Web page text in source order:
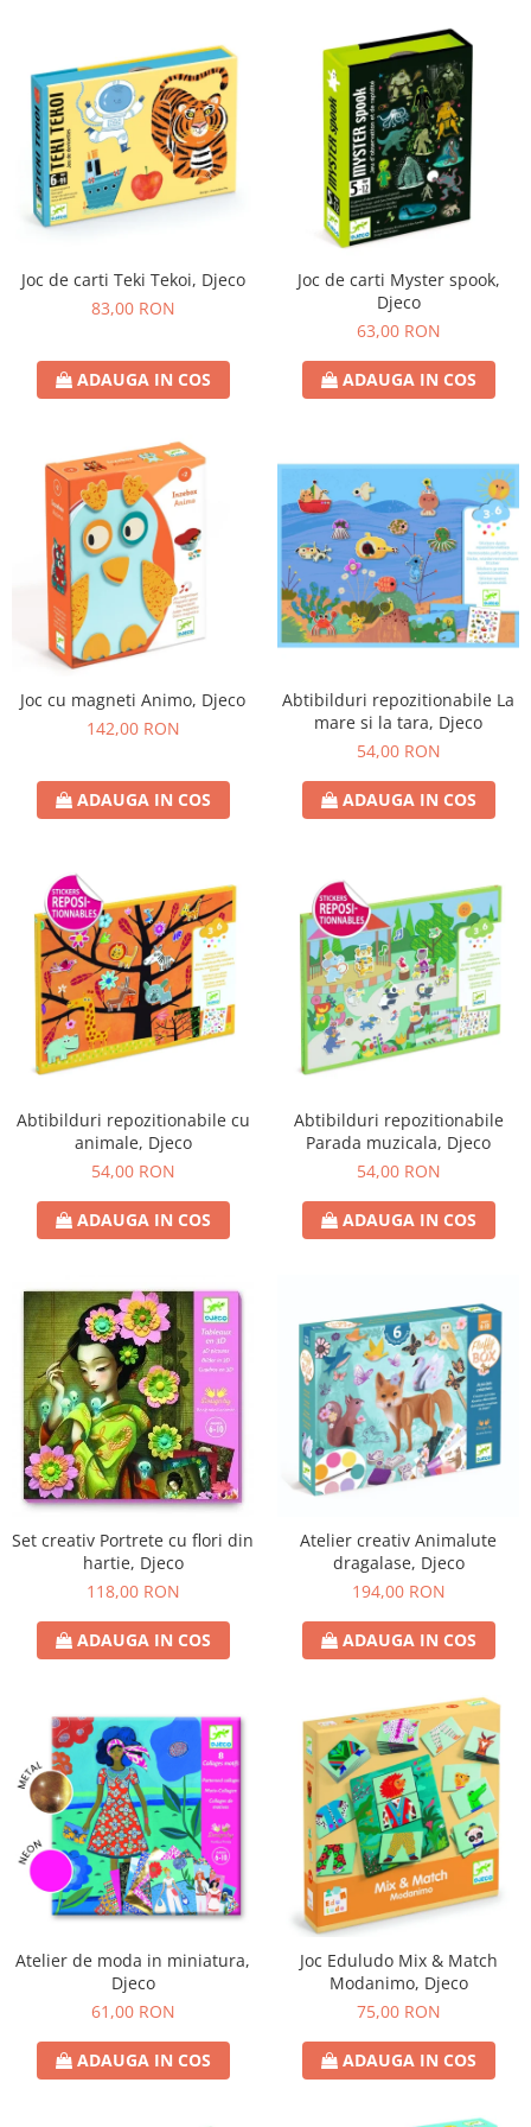
Joc de carti Teki Tekoi, Djeco
83,00 RON
ADAUGA IN COS
Joc de carti Myster spook,
Djeco
63,00 RON
ADAUGA IN COS
Joc cu magneti Animo, Djeco
142,00 RON
ADAUGA IN COS
Abtibilduri repozitionabile La
mare si la tara, Djeco
54,00 RON
ADAUGA IN COS
Abtibilduri repozitionabile cu
animale, Djeco
54,00 RON
ADAUGA IN COS
Abtibilduri repozitionabile
Parada muzicala, Djeco
54,00 RON
ADAUGA IN COS
Set creativ Portrete cu flori din
hartie, Djeco
118,00 RON
ADAUGA IN COS
Atelier creativ Animalute
dragalase, Djeco
194,00 RON
ADAUGA IN COS
Atelier de moda in miniatura,
Djeco
61,00 RON
ADAUGA IN COS
Joc Eduludo Mix & Match
Modanimo, Djeco
75,00 RON
ADAUGA IN COS